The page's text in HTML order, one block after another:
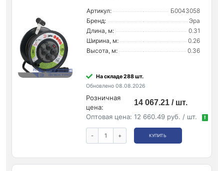
Артикул:
Б0043058
Бренд:
Эра
Длина, м:
0.31
Ширина, м:
0.26
Высота, м:
0.36
На складе 288 шт.
Обновлено 08.08.2026
Розничная
цена:
14 067.21 / шт.
Оптовая цена: 12 660.49 руб. / шт. !
- + КУПИТЬ